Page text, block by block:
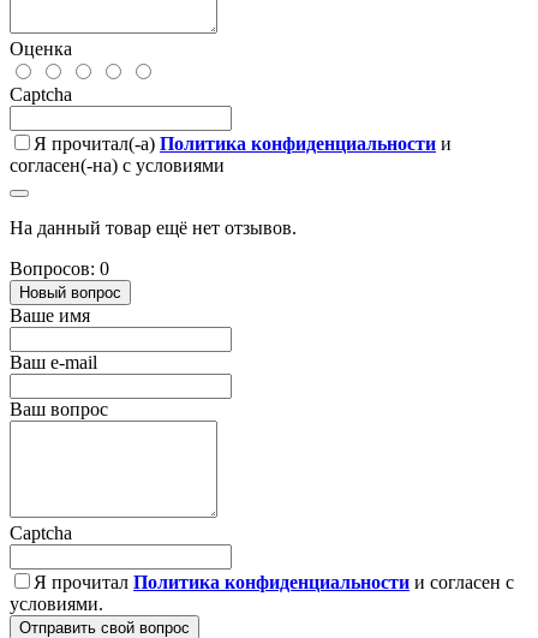
Оценка
Captcha
Я прочитал(-а) Политика конфиденциальности и
согласен(-на) с условиями
На данный товар ещё нет отзывов.
Вопросов: 0
Новый вопрос
Ваше имя
Ваш e-mail
Ваш вопрос
Captcha
Я прочитал Политика конфиденциальности и согласен с
условиями.
Отправить свой вопрос